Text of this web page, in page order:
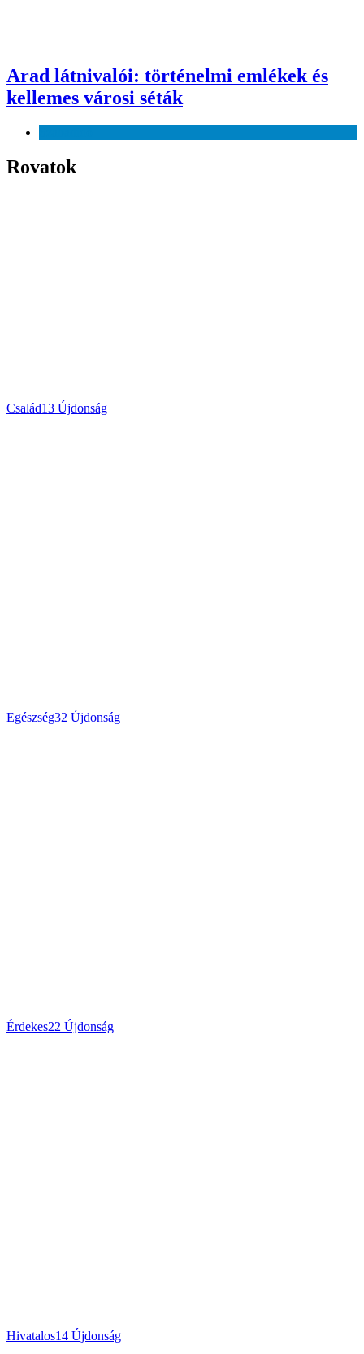
Arad látnivalói: történelmi emlékek és
kellemes városi séták
Rovatok
Család13 Újdonság
Egészség32 Újdonság
Érdekes22 Újdonság
Hivatalos14 Újdonság